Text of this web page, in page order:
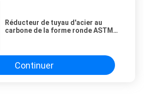
Réducteur de tuyau d'acier au
carbone de la forme ronde ASTM
Continuer